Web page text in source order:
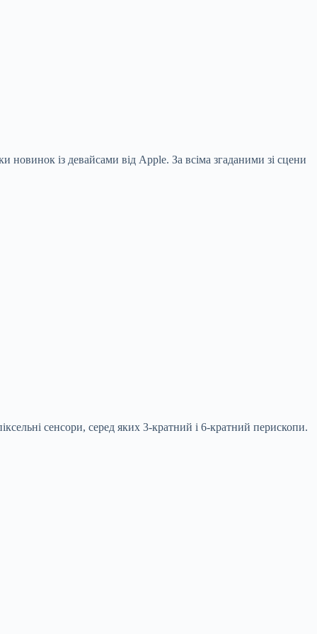
новинок із девайсами від Apple. За всіма згаданими зі сцени
сенсори, серед яких 3-кратний і 6-кратний перископи.